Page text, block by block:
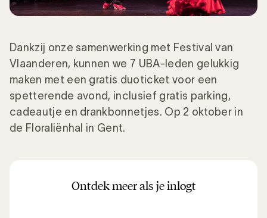
Dankzij onze samenwerking met Festival van
Vlaanderen, kunnen we 7 UBA-leden gelukkig
maken met een gratis duoticket voor een
spetterende avond, inclusief gratis parking,
cadeautje en drankbonnetjes. Op 2 oktober in
de Floraliënhal in Gent.
Ontdek meer als je inlogt